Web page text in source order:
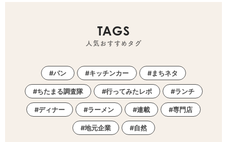
TAGS
人気おすすめタグ
パン キッチンカー まちネタ
ちたまる調査隊 行ってみたレポ ランチ
ディナー ラーメン 連載 専門店
地元企業 自然